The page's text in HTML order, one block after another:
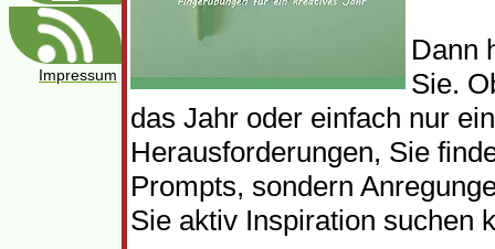
Dann
Sie.
das Jahr oder einfach nur
Herausforderungen, Sie
Prompts, sondern
Sie aktiv Inspiration suchen
Impressum